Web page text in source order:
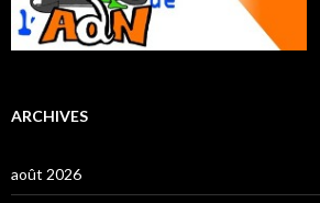
ARCHIVES
août 2026